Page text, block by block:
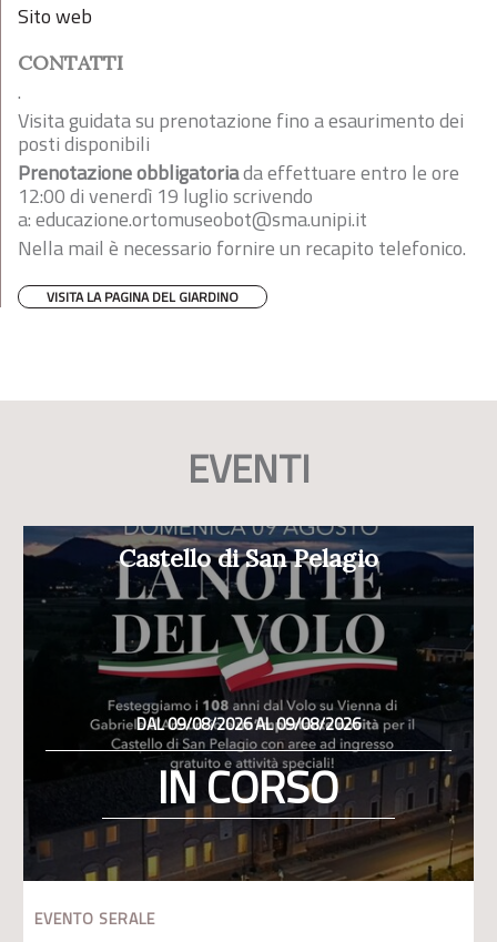
Sito web
CONTATTI
.
Visita guidata su prenotazione fino a esaurimento dei
posti disponibili
Prenotazione obbligatoriada effettuare entro le ore
12:00 di venerdì 19 luglio scrivendo
a:educazione.ortomuseobot@sma.unipi.it
Nella mail è necessario fornire un recapito telefonico.
VISITA LA PAGINA DEL GIARDINO
EVENTI
Castello di San Pelagio
DAL 09/08/2026 AL 09/08/2026
IN CORSO
EVENTO SERALE